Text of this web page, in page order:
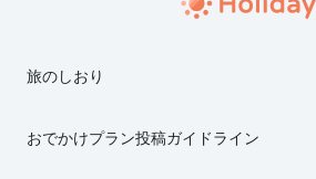
旅のしおり
おでかけプラン投稿ガイドライン